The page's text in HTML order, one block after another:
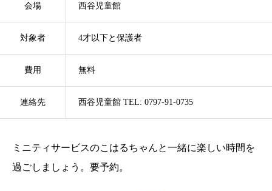
会場 西谷児童館
対象者 4才以下と保護者
費用 無料
連絡先 西谷児童館 TEL: 0797-91-0735
ミニティサービスのこはるちゃんと一緒に楽しい時間を
過ごしましょう。要予約。